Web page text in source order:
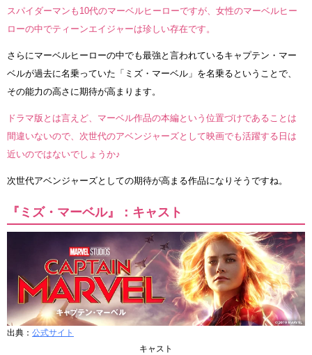
スパイダーマンも10代のマーベルヒーローですが、女性のマーベルヒー
ローの中でティーンエイジャーは珍しい存在です。
さらにマーベルヒーローの中でも最強と言われているキャプテン・マー
ベルが過去に名乗っていた「ミズ・マーベル」を名乗るということで、
その能力の高さに期待が高まります。
ドラマ版とは言えど、マーベル作品の本編という位置づけであることは
間違いないので、次世代のアベンジャーズとして映画でも活躍する日は
近いのではないでしょうか♪
次世代アベンジャーズとしての期待が高まる作品になりそうですね。
『ミズ・マーベル』：キャスト
出典： 公式サイト
キャスト